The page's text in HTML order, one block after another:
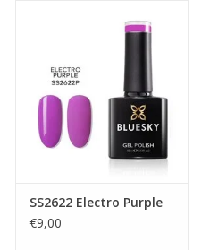
SS2622 Electro Purple
€9,00